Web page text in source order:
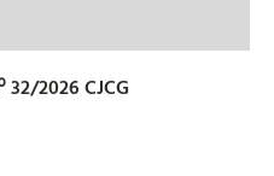
2026 CJCG